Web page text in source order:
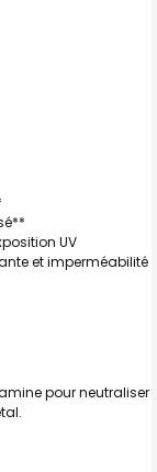
UV
et imperméabilité
pour neutraliser